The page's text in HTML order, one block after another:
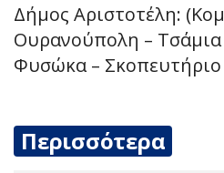
Δήμος Αριστοτέλη:
Ουρανούπολη – Τσάμια
Φυσώκα –
Περισσότερα